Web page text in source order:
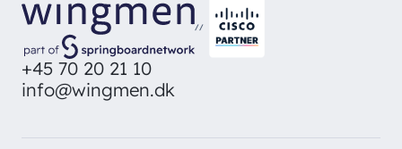
Hvad vi gør
Netværk
Sikkerhed
Cloud & AI
// HVEM VI ER
Om wingmen
Job & Karriere
Nyheder & presse
Vidensdeling
Events
//
+45 70 20 21 10
info@wingmen.dk